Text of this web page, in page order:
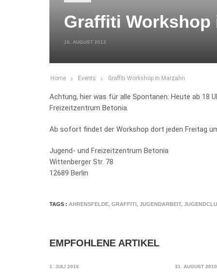
Graffiti Workshop
16. AUGUST 2013
Home Events Graffiti Workshop in Marzahn
Achtung, hier was für alle Spontanen: Heute ab 18
Freizeitzentrum Betonia.
Ab sofort findet der Workshop dort jeden Freitag
Jugend- und Freizeitzentrum Betonia
Wittenberger Str. 78
12689 Berlin
TAGS : AHRENSFELDE, GRAFFITI, JUGENDARBEIT,
EMPFOHLENE ARTIKEL
1. JULI 2016 31. AUGUST 2010